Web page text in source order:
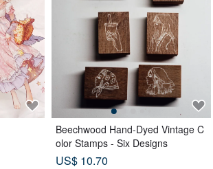
Beechwood Hand-Dyed Vintage C
olor Stamps - Six Designs
US$ 10.70